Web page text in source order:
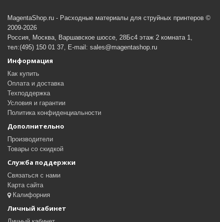
MagentaShop.ru - Расходные материалы для струйных принтеров ©
2009-2026
Россия, Москва, Варшавское шоссе, 28Бс4 этаж 2 комната 1,
тел:(495) 150 01 37, E-mail: sales@magentashop.ru
Информация
Как купить
Оплата и доставка
Техподдержка
Условия и гарантии
Политика конфиденциальности
Дополнительно
Производители
Товары со скидкой
Служба поддержки
Связаться с нами
Карта сайта
Калифорния
Личный кабинет